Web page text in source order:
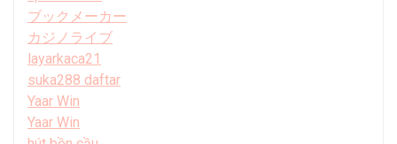
ブックメーカー
カジノライブ
layarkaca21
suka288 daftar
Yaar Win
Yaar Win